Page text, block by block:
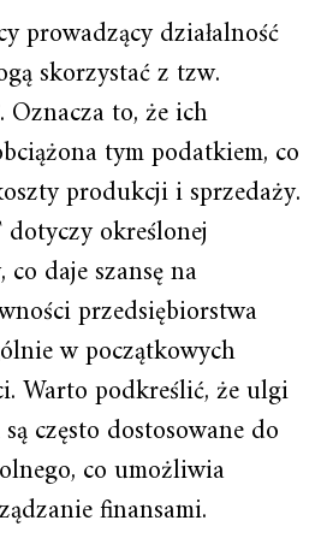
prowadzący działalność
skorzystać z tzw.
to, że ich
tym podatkiem, co
produkcji i sprzedaży.
określonej
daje szansę na
przedsiębiorstwa
w początkowych
Warto podkreślić, że ulgi
często dostosowane do
co umożliwia
finansami.